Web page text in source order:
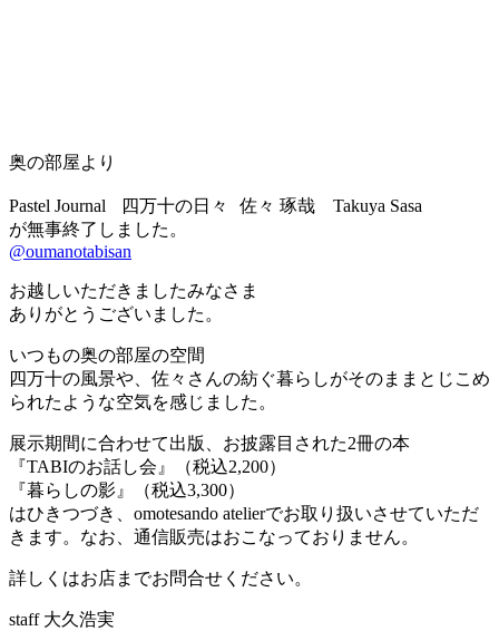
奥の部屋より
Pastel Journal 四万十の日々 佐々 琢哉 Takuya Sasa
が無事終了しました。
@oumanotabisan
お越しいただきましたみなさま
ありがとうございました。
いつもの奥の部屋の空間
四万十の風景や、佐々さんの紡ぐ暮らしがそのままとじこめ
られたような空気を感じました。
展示期間に合わせて出版、お披露目された2冊の本
『TABIのお話し会』（税込2,200）
『暮らしの影』（税込3,300）
はひきつづき、omotesando atelierでお取り扱いさせていただ
きます。なお、通信販売はおこなっておりません。
詳しくはお店までお問合せください。
staff 大久浩実